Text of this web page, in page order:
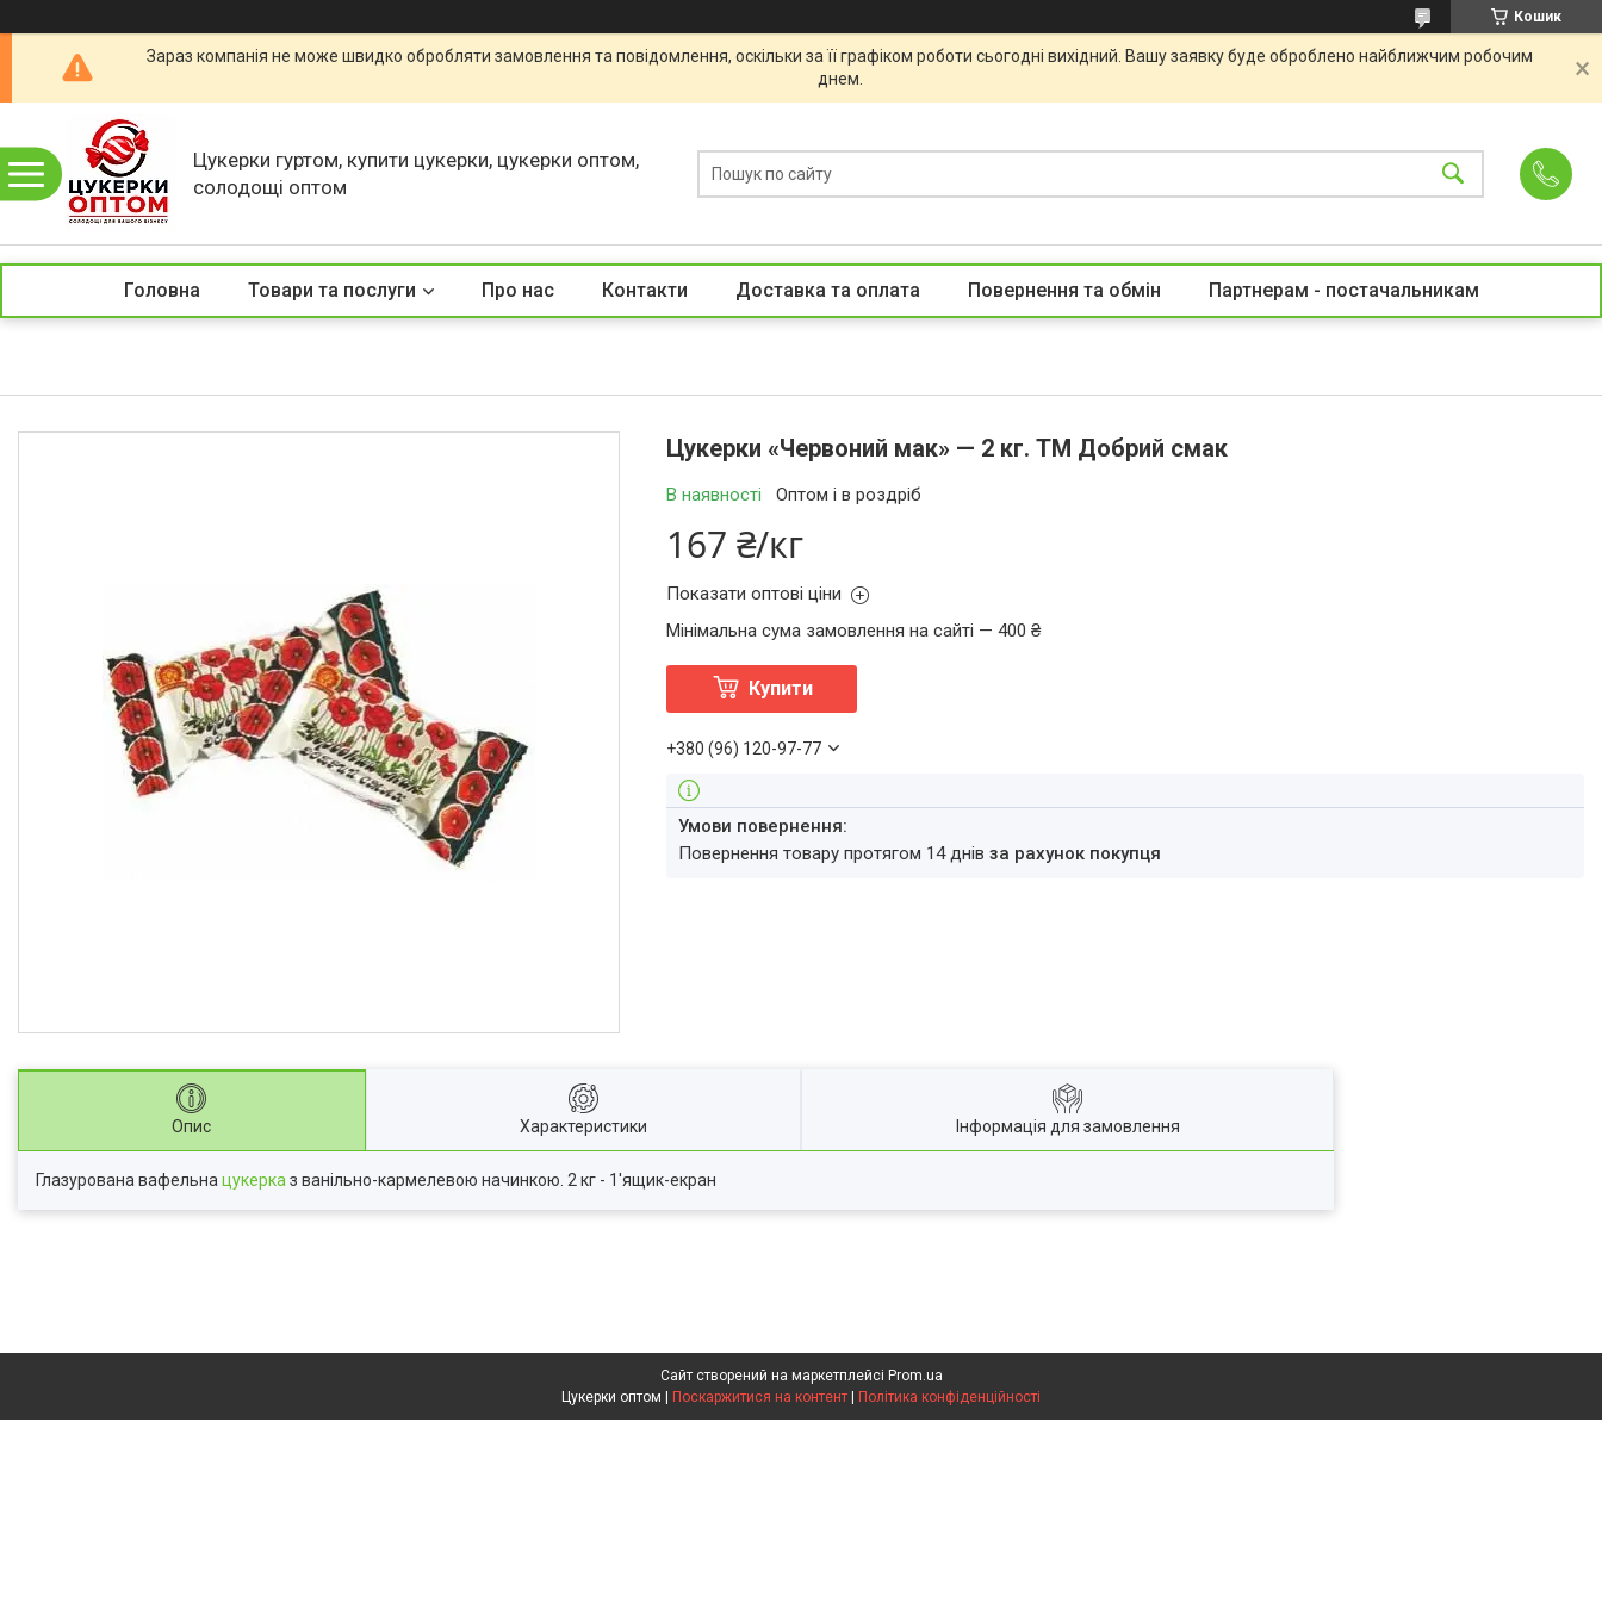
Кошик
Зараз компанія не може швидко обробляти замовлення та повідомлення, оскільки за її графіком роботи сьогодні вихідний. Вашу заявку буде оброблено найближчим робочим
днем.
Цукерки гуртом, купити цукерки, цукерки оптом,
солодощі оптом
Головна Товари та послуги Про нас Контакти Доставка та оплата Повернення та обмін Партнерам - постачальникам
Цукерки «Червоний мак» — 2 кг. ТМ Добрий смак
В наявності Оптом і в роздріб
167 ₴/кг
Показати оптові ціни
Мінімальна сума замовлення на сайті — 400 ₴
Купити
+380 (96) 120-97-77
повернення товару протягом 14 днівза рахунок покупця
Опис Характеристики Інформація для замовлення
Глазурована вафельна цукерка з ванільно-кармелевою начинкою. 2 кг - 1'ящик-екран
Сайт створений на маркетплейсі Prom.ua
Поскаржитися на контент Політика конфіденційності